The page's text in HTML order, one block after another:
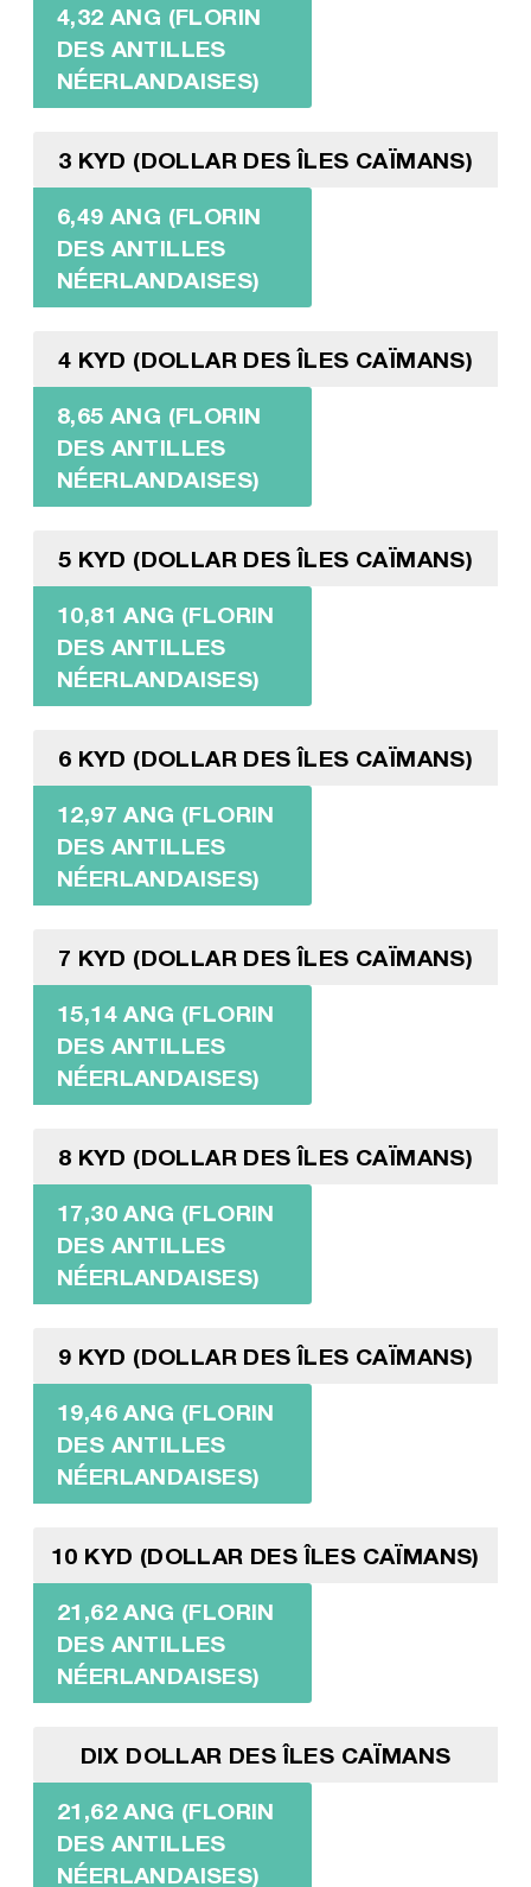
4,32 ANG (FLORIN
DES ANTILLES
NÉERLANDAISES)
3 KYD (DOLLAR DES ÎLES CAÏMANS)
6,49 ANG (FLORIN
DES ANTILLES
NÉERLANDAISES)
4 KYD (DOLLAR DES ÎLES CAÏMANS)
8,65 ANG (FLORIN
DES ANTILLES
NÉERLANDAISES)
5 KYD (DOLLAR DES ÎLES CAÏMANS)
10,81 ANG (FLORIN
DES ANTILLES
NÉERLANDAISES)
6 KYD (DOLLAR DES ÎLES CAÏMANS)
12,97 ANG (FLORIN
DES ANTILLES
NÉERLANDAISES)
7 KYD (DOLLAR DES ÎLES CAÏMANS)
15,14 ANG (FLORIN
DES ANTILLES
NÉERLANDAISES)
8 KYD (DOLLAR DES ÎLES CAÏMANS)
17,30 ANG (FLORIN
DES ANTILLES
NÉERLANDAISES)
9 KYD (DOLLAR DES ÎLES CAÏMANS)
19,46 ANG (FLORIN
DES ANTILLES
NÉERLANDAISES)
10 KYD (DOLLAR DES ÎLES CAÏMANS)
21,62 ANG (FLORIN
DES ANTILLES
NÉERLANDAISES)
DIX DOLLAR DES ÎLES CAÏMANS
21,62 ANG (FLORIN
DES ANTILLES
NÉERLANDAISES)